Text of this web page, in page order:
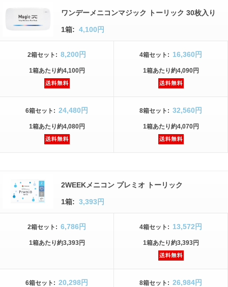
ワンデーメニコンマジック トーリック 30枚入り
1箱: 4,100円
2箱セット : 8,200円
1箱あたり約4,100円
4箱セット : 16,360円
1箱あたり約4,090円
6箱セット : 24,480円
1箱あたり約4,080円
8箱セット : 32,560円
1箱あたり約4,070円
2WEEKメニコン プレミオ トーリック
1箱: 3,393円
2箱セット : 6,786円
1箱あたり約3,393円
4箱セット : 13,572円
1箱あたり約3,393円
6箱セット : 20,298円 8箱セット : 26,984円